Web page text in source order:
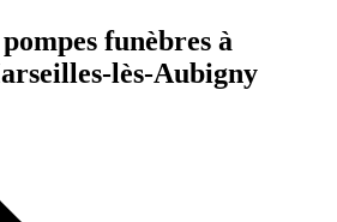
pompes funèbres à
lès-Aubigny